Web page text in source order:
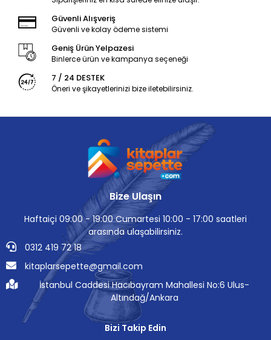
Güvenli Alışveriş
Güvenli ve kolay ödeme sistemi
Geniş Ürün Yelpazesi
Binlerce ürün ve kampanya seçeneği
7 / 24 DESTEK
Öneri ve şikayetlerinizi bize iletebilirsiniz.
Bize Ulaşın
Haftaiçi 09:00 - 19:00 Cumartesi 10:00 - 17:00 saatleri
arasında ulaşabilirsiniz.
0312 419 72 18
kitaplarsepette@gmail.com
İstanbul Caddesi Hacıbayram Mahallesi No:6 Ulus-
Altındağ/Ankara
Bizi Takip Edin